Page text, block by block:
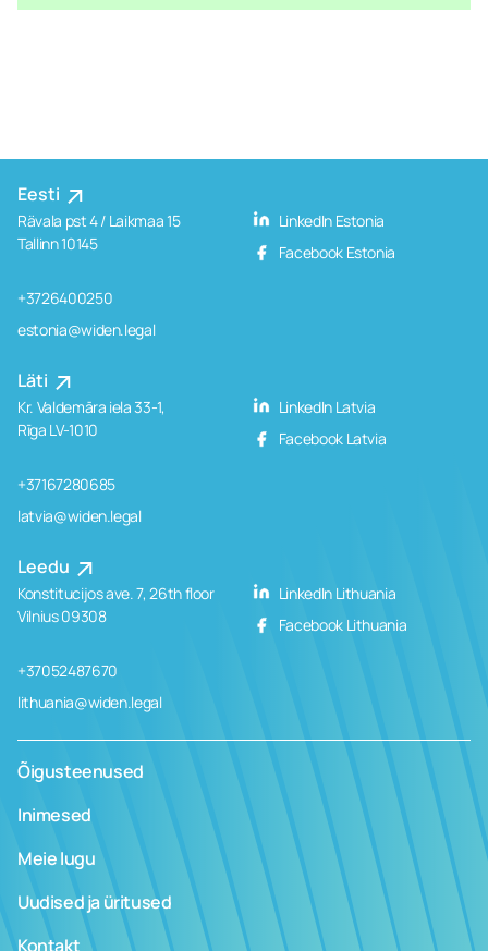
Eesti
Rävala pst 4 / Laikmaa 15
Tallinn 10145
+3726400250
estonia@widen.legal
LinkedIn Estonia
Facebook Estonia
Läti
Kr. Valdemāra iela 33-1,
Rīga LV-1010
+37167280685
latvia@widen.legal
LinkedIn Latvia
Facebook Latvia
Leedu
Konstitucijos ave. 7, 26th floor
Vilnius 09308
+37052487670
lithuania@widen.legal
LinkedIn Lithuania
Facebook Lithuania
Õigusteenused
Inimesed
Meie lugu
Uudised ja üritused
Kontakt